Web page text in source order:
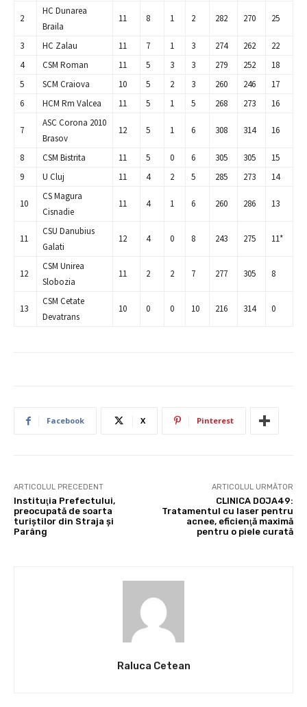
2
HC Dunarea
Braila
11 8 1 2 282 270 25
3 HC Zalau 11 7 1 3 274 262
22
4
CSM Roman 11 5 3 3 279 252
18
5
SCM Craiova 10 5 2 3 260 246
17
6
HCM Rm Valcea 11 5 1 5 268 273 16
7
ASC Corona 2010
Brasov
12 5 1 6 308 314 16
8 CSM Bistrita 11 5 0 6 305 305
15
9
U Cluj 11 4 2 5 285 273 14
10
CS Magura
Cisnadie
11 4 1 6 260 286 13
11
CSU Danubius
Galati
12 4 0 8 243 275 11*
12
CSM Unirea
Slobozia
11 2 2 7 277 305 8
13
CSM Cetate
Devatrans
10 0 0 10 216 314 0
Facebook X Pinterest
ARTICOLUL PRECEDENT
Instituţia Prefectului,
preocupată de soarta
turiştilor din Straja şi
Parâng
ARTICOLUL URMĂTOR
CLINICA DOJA49:
Tratamentul cu laser pentru
acnee, eficienţă maximă
pentru o piele curată
Raluca Cetean